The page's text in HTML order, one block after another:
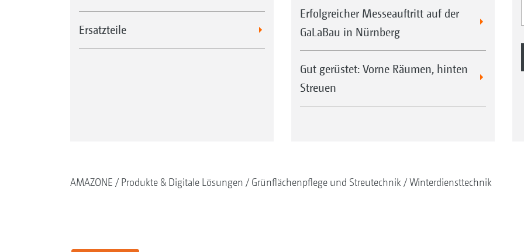
Hochwertige Materialien
Förderorgan, Streuteller und Rutsche sind
Komfortable Rollvorrichtung
4 Räder erleichtern das Manövrieren des
Ersatzteile
Erfolgreicher Messeauftritt auf der
GaLaBau in Nürnberg
Gut gerüstet: Vorne Räumen, hinten
Streuen
AMAZONE Produkte & Digitale Lösungen Grünflächenpflege und Streutechnik Winterdiensttechnik